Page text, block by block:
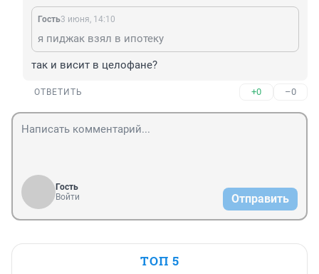
Гость3 июня, 14:10
я пиджак взял в ипотеку
так и висит в целофане?
ОТВЕТИТЬ +0 –0
Гость
Войти
Отправить
ТОП 5